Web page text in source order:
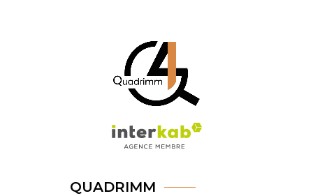
QUADRIMM